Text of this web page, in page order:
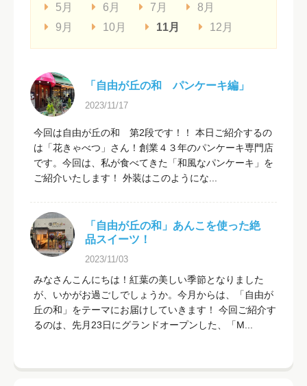
5月
6月 7月
8月
9月
10月 11月 12月
「自由が丘の和 パンケーキ編」
2023/11/17
今回は自由が丘の和 第2段です！！ 本日ご紹介するの
は「花きゃべつ」さん！創業４３年のパンケーキ専門店
です。今回は、私が食べてきた「和風なパンケーキ」を
ご紹介いたします！ 外装はこのようにな...
「自由が丘の和」あんこを使った絶
品スイーツ！
2023/11/03
みなさんこんにちは！紅葉の美しい季節となりました
が、いかがお過ごしでしょうか。今月からは、「自由が
丘の和」をテーマにお届けしていきます！ 今回ご紹介す
るのは、先月23日にグランドオープンした、「M...